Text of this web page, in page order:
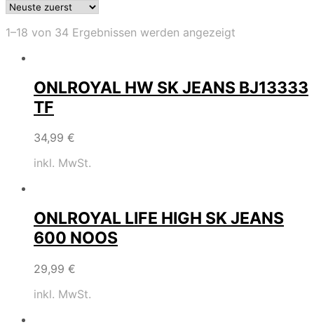
1–18 von 34 Ergebnissen werden angezeigt
ONLROYAL HW SK JEANS BJ13333
TF
34,99 €
inkl. MwSt.
ONLROYAL LIFE HIGH SK JEANS
600 NOOS
29,99 €
inkl. MwSt.